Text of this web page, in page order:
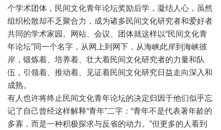
个学术团体，民间文化青年论坛奖励后学，凝结人心，虽然
组织松散却不乏聚合力，成为诸多民间文化研究者和爱好者
共同的学术家园。网站、会议、团体就这样以“民间文化青
年论坛”同一个名字，从网上到网下，从海峡此岸到海峡彼
岸，锻炼着、培养着、壮大着民间文化研究者的力量和队
伍，引领着、推动着、见证着民间文化研究日益走向深入和
成熟。
有人也许将终止民间文化青年论坛的决定归因于他们似乎忘
记了自己曾经这样解释“青年”二字：“青年不是代表著年龄的
多寡，而是一种积极探求与反省的动力。”但更多的人看到